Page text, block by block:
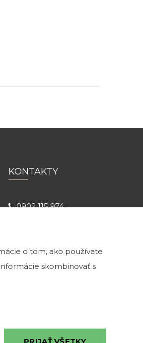
KONTAKTY
0902 115 974
o tom, ako používate
skombinovať s